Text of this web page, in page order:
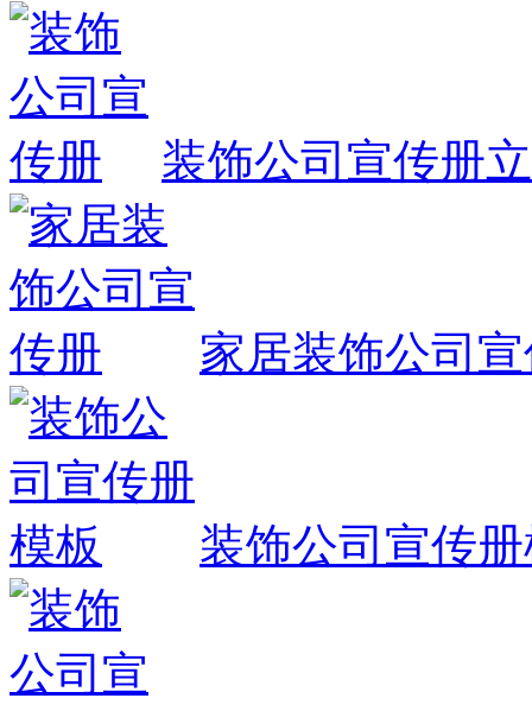
装饰公司宣传册
家居装饰公司
装饰公司宣传